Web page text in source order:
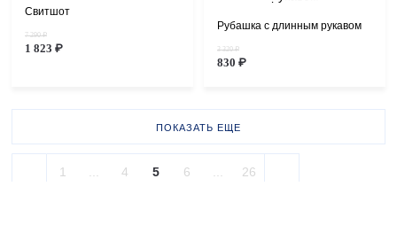
Свитшот
7 290 ₽
1 823 ₽
Рубашка с длинным рукавом
3 320 ₽
830 ₽
1 4 5 6 26
ПОКАЗАТЬ ЕЩЕ